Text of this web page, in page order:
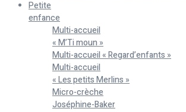
Petite
enfance
Multi-accueil
« M’Ti moun »
Multi-accueil « Regard’enfants »
Multi-accueil
« Les petits Merlins »
Micro-crèche
Joséphine-Baker